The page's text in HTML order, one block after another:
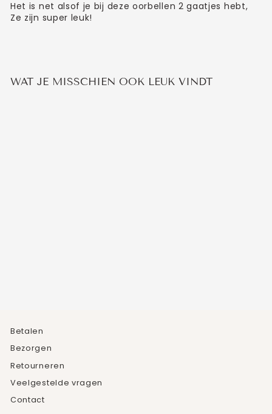
Het is net alsof je bij deze oorbellen 2 gaatjes hebt,
Ze zijn super leuk!
WAT JE MISSCHIEN OOK LEUK VINDT
Betalen
Bezorgen
Retourneren
Veelgestelde vragen
Contact